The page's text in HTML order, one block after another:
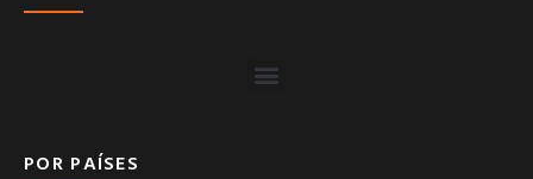
POR PAÍSES